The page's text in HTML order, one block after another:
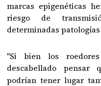
marcas epigenéticas
riesgo de
determinadas
"Si bien los
descabellado pensar
podrían tener lugar